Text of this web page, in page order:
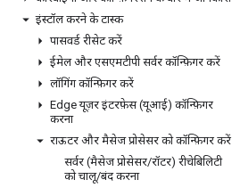
इंस्टॉल करने के टास्क
पासवर्ड रीसेट करें
ईमेल और एसएमटीपी सर्वर कॉन्फ़िगर करें
लॉगिंग कॉन्फ़िगर करें
Edge यूज़र इंटरफ़ेस (यूआई) कॉन्फ़िगर
करना
राऊटर और मैसेज प्रोसेसर को कॉन्फ़िगर करें
सर्वर (मैसेज प्रोसेसर/रॉटर) रीचेबिलिटी
को चालू/बंद करना